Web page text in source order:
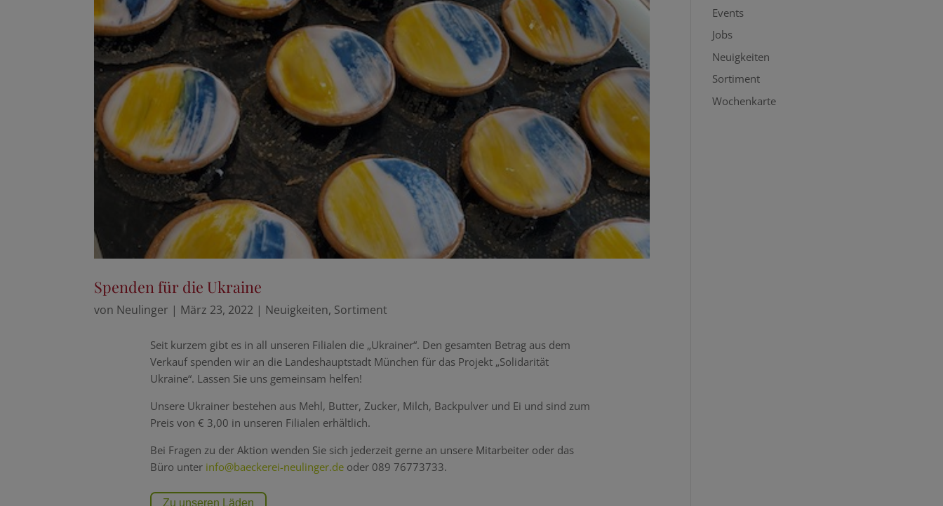
Spenden für die Ukraine
von Neulinger | März 23, 2022 | Neuigkeiten, Sortiment
Seit kurzem gibt es in all unseren Filialen die „Ukrainer“. Den gesamten Betrag aus dem
Verkauf spenden wir an die Landeshauptstadt München für das Projekt „Solidarität
Ukraine“. Lassen Sie uns gemeinsam helfen!
Unsere Ukrainer bestehen aus Mehl, Butter, Zucker, Milch, Backpulver und Ei und sind zum
Preis von € 3,00 in unseren Filialen erhältlich.
Bei Fragen zu der Aktion wenden Sie sich jederzeit gerne an unsere Mitarbeiter oder das
Büro unter info@baeckerei-neulinger.deoder 089 76773733.
Zu unseren Läden
Events
Jobs
Neuigkeiten
Sortiment
Wochenkarte